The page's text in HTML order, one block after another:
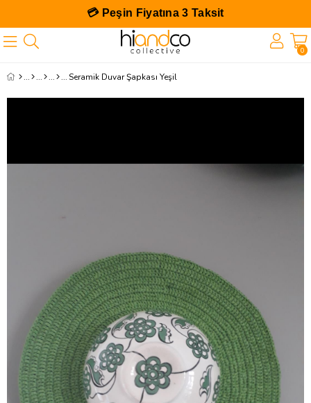
💳 Peşin Fiyatına 3 Taksit
0
Seramik Duvar Şapkası Yeşil